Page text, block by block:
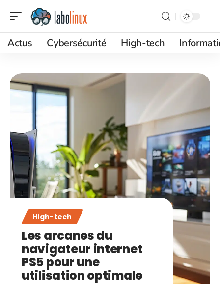
Actus Cybersécurité High-tech
High-tech
Les arcanes du
navigateur internet
PS5 pour une
utilisation optimale